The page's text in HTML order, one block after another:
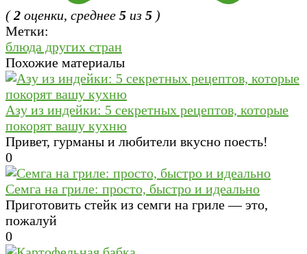
(2 оценки, среднее 5 из 5 )
Метки:
блюда других стран
Похожие материалы
Азу из индейки: 5 секретных рецептов, которые
покорят вашу кухню
Привет, гурманы и любители вкусно поесть!
0
Семга на гриле: просто, быстро и идеально
Приготовить стейк из семги на гриле — это,
пожалуй
0